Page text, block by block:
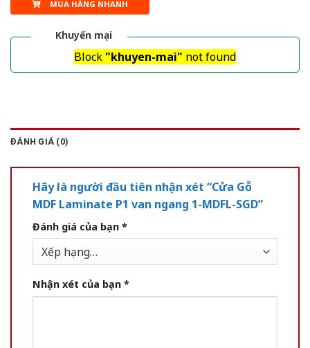
MUA HÀNG NHANH
Khuyến mại
Block "khuyen-mai" not found
ĐÁNH GIÁ (0)
Hãy là người đầu tiên nhận xét “Cửa Gỗ
MDF Laminate P1 van ngang 1-MDFL-SGD”
Đánh giá của bạn *
Nhận xét của bạn *